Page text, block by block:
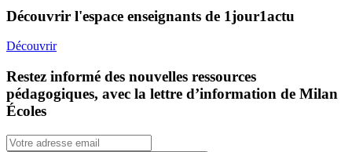
Découvrir l'espace enseignants de 1jour1actu
Découvrir
Restez informé des nouvelles ressources
pédagogiques, avec la lettre d’information de Milan
Écoles